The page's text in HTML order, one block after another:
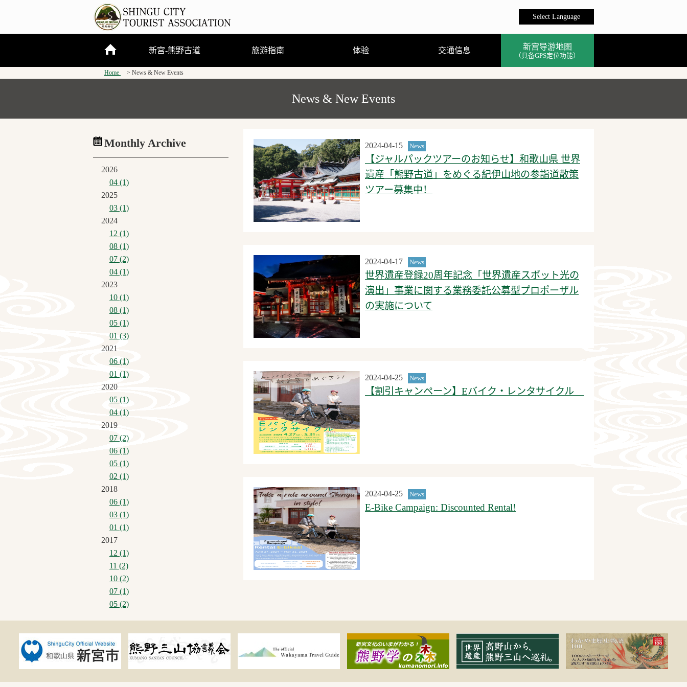
Select Language
新宫-熊野古道
关于新宫市
熊野三山
熊野古道
旅游指南
观光、娱乐、温泉
住宿
饮食
购物
节庆活动
旅游咨询
观光手册及地图（PDF）
体验
行程体验
跟随导游走访当地街道
熊野曼茶罗图详解
穿着浴衣散步去
刨冰真有趣
交通信息 新宫导游地图
（具备GPS定位功能）
Home News & New Events
News & New Events
2024-04-15 News
【ジャルパックツアーのお知らせ】和歌山県 世界
遺産「熊野古道」をめぐる紀伊山地の参詣道散策
ツアー募集中！
2024-04-17 News
世界遺産登録20周年記念「世界遺産スポット光の
演出」事業に関する業務委託公募型プロポーザル
の実施について
2024-04-25 News
【割引キャンペーン】Eバイク・レンタサイクル
2024-04-25 News
E-Bike Campaign: Discounted Rental!
Monthly Archive
2026
04 (1)
2025
03 (1)
2024
12 (1)
08 (1)
07 (2)
04 (1)
2023
10 (1)
08 (1)
05 (1)
01 (3)
2021
06 (1)
01 (1)
2020
05 (1)
04 (1)
2019
07 (2)
06 (1)
05 (1)
02 (1)
2018
06 (1)
03 (1)
01 (1)
2017
12 (1)
11 (2)
10 (2)
07 (1)
05 (2)